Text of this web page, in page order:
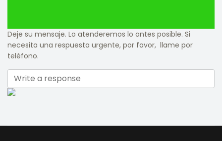
Deje su mensaje. Lo atenderemos lo antes posible. Si
necesita una respuesta urgente, por favor, llame por
teléfono.